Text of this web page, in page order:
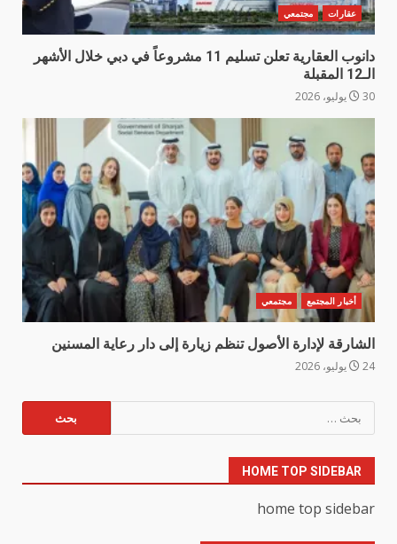
عقارات مجتمعي
دانوب العقارية تعلن تسليم 11 مشروعاً في دبي خلال الأشهر
الـ12 المقبلة
30 يوليو، 2026
أخبار المجتمع مجتمعي
الشارقة لإدارة الأصول تنظم زيارة إلى دار رعاية المسنين
24 يوليو، 2026
البحث
عن:
HOME TOP SIDEBAR
home top sidebar